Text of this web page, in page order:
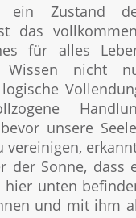
ein Zustand
das
für alles
Wissen nicht
unsere
vereinigen,
der Sonne, dass
unten
und mit ihm